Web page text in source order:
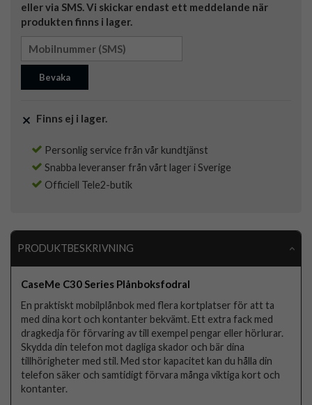
eller via SMS. Vi skickar endast ett meddelande när
produkten finns i lager.
Bevaka
Finns ej i lager.
Personlig service från vår kundtjänst
Snabba leveranser från vårt lager i Sverige
Officiell Tele2-butik
PRODUKTBESKRIVNING
CaseMe C30 Series Plånboksfodral
En praktiskt mobilplånbok med flera kortplatser för att ta
med dina kort och kontanter bekvämt. Ett extra fack med
dragkedja för förvaring av till exempel pengar eller hörlurar.
Skydda din telefon mot dagliga skador och bär dina
tillhörigheter med stil. Med stor kapacitet kan du hålla din
telefon säker och samtidigt förvara många viktiga kort och
kontanter.